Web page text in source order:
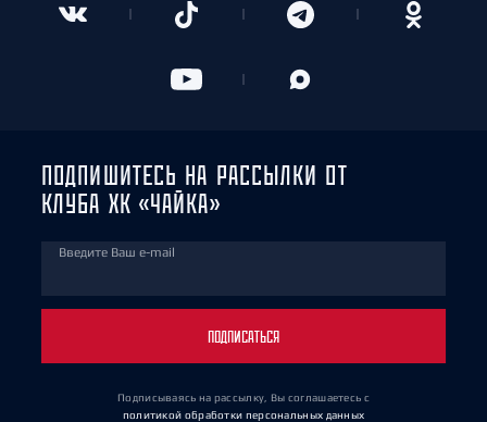
ПОДПИШИТЕСЬ НА РАССЫЛКИ ОТ
КЛУБА ХК «ЧАЙКА»
Введите Ваш e-mail
ПОДПИСАТЬСЯ
Подписываясь на рассылку, Вы соглашаетесь с
политикой обработки персональных данных